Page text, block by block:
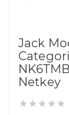
Jack
Netkey
    